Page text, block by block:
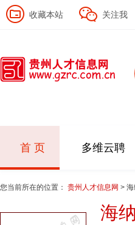
收藏本站 关注我
首 页 多维云聘
您当前所在的位置： 贵州人才信息网 >
海